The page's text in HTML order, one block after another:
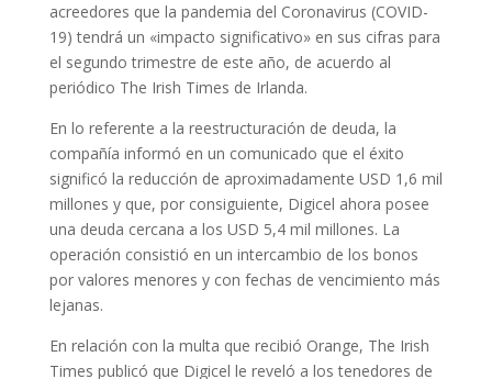
acreedores que la pandemia del Coronavirus (COVID-
19) tendrá un «impacto significativo» en sus cifras para
el segundo trimestre de este año, de acuerdo al
periódico The Irish Times de Irlanda.
En lo referente a la reestructuración de deuda, la
compañía informó en un comunicado que el éxito
significó la reducción de aproximadamente USD 1,6 mil
millones y que, por consiguiente, Digicel ahora posee
una deuda cercana a los USD 5,4 mil millones. La
operación consistió en un intercambio de los bonos
por valores menores y con fechas de vencimiento más
lejanas.
En relación con la multa que recibió Orange, The Irish
Times publicó que Digicel le reveló a los tenedores de